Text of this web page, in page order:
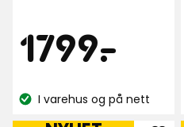
Pris
1799-
.
kr
Lagerbalanse:
I varehus og på nett